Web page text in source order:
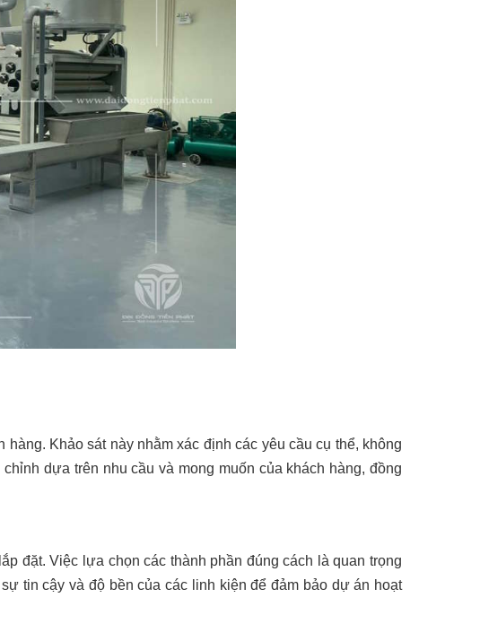
Khảo sát này nhằm xác định các yêu cầu cụ thể, không
dựa trên nhu cầu và mong muốn của khách hàng, đồng
đặt. Việc lựa chọn các thành phần đúng cách là quan trọng
tin cậy và độ bền của các linh kiện để đảm bảo dự án hoạt